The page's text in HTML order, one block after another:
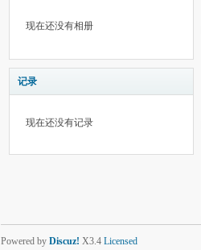
现在还没有相册
记录
现在还没有记录
Powered by Discuz! X3.4 Licensed